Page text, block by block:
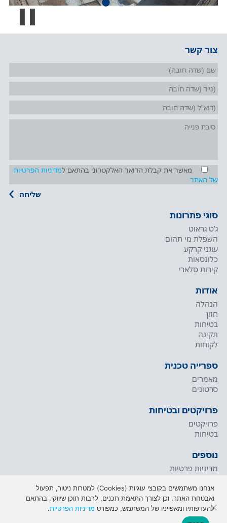
צור קשר
מאשר את קבלת הדואר האלקטרוני בהתאם למדיניות הפרטיות
של האתר
סוגי פתרונות
ג'ט גראוט
השפלת מי תהום
עוגני קרקע
כלונסאות
קירות סלארי
אודות
הנהלה
חזון
בטיחות
תקינה
לקוחות
ספרייה טכנית
מאמרים
סרטונים
פרויקטים ובטיחות
פרויקטים
בטיחות
נוספים
מדיניות פרטיות
אנחנו משתמשים בקובצי עוגיות (Cookies) למטרות ניטור, תפעול
ואבטחת האתר, וכן לצורך התאמת תכנים, לרבות תוכן שיווקי, בהתאם
להעדפותיו ומאפייניו של המשתמש, כמפורט מדיניות הפרטיות.